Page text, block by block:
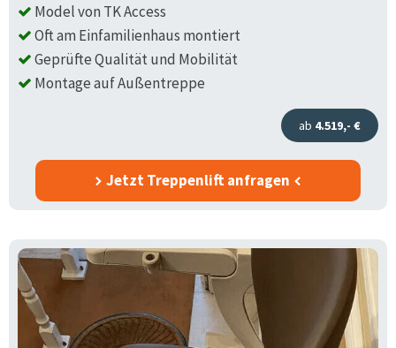
Model von TK Access
Oft am Einfamilienhaus montiert
Geprüfte Qualität und Mobilität
Montage auf Außentreppe
ab 4.519,- €
Jetzt Treppenlift anfragen